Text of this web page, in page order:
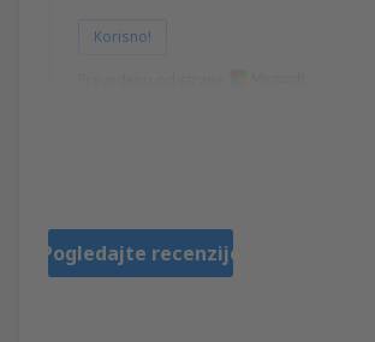
Korisno!
Pogledajte recenzije